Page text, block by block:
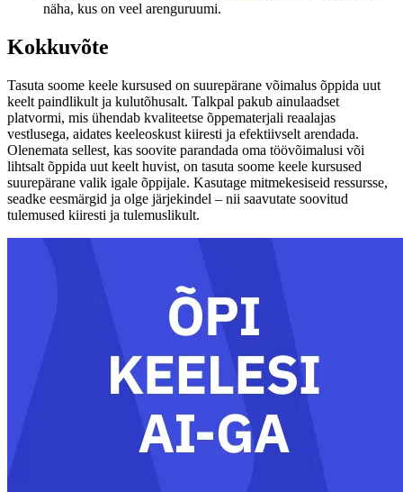
näha, kus on veel arenguruumi.
Kokkuvõte
Tasuta soome keele kursused on suurepärane võimalus õppida uut
keelt paindlikult ja kulutõhusalt. Talkpal pakub ainulaadset
platvormi, mis ühendab kvaliteetse õppematerjali reaalajas
vestlusega, aidates keeleoskust kiiresti ja efektiivselt arendada.
Olenemata sellest, kas soovite parandada oma töövõimalusi või
lihtsalt õppida uut keelt huvist, on tasuta soome keele kursused
suurepärane valik igale õppijale. Kasutage mitmekesiseid ressursse,
seadke eesmärgid ja olge järjekindel – nii saavutate soovitud
tulemused kiiresti ja tulemuslikult.